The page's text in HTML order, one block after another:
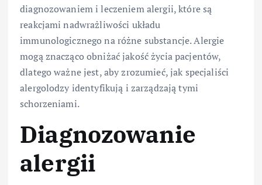
diagnozowaniem i leczeniem alergii, które są
reakcjami nadwrażliwości układu
immunologicznego na różne substancje. Alergie
mogą znacząco obniżać jakość życia pacjentów,
dlatego ważne jest, aby zrozumieć, jak specjaliści
alergolodzy identyfikują i zarządzają tymi
schorzeniami.
Diagnozowanie
alergii